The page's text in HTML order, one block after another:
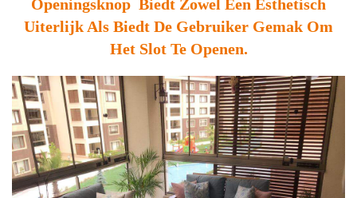
Openingsknop Biedt Zowel Een Esthetisch
Uiterlijk Als Biedt De Gebruiker Gemak Om
Het Slot Te Openen.